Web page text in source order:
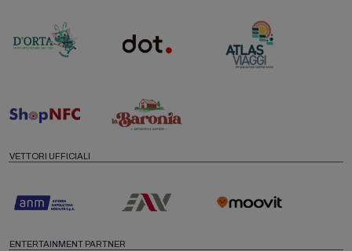
VETTORI UFFICIALI
ENTERTAINMENT PARTNER